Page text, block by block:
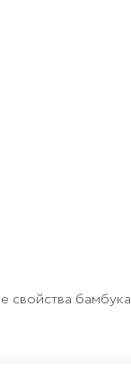
свойства бамбука